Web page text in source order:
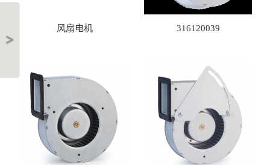
风扇电机 316120039